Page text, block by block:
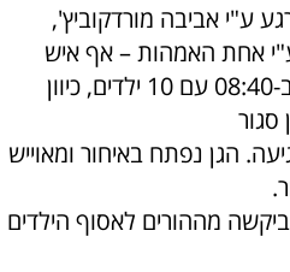
ע"י אביבה מורדקוביץ',
אחת האמהות – אף איש
צוות מוכר. הגן נפתח רק ב-08:40 עם 10 ילדים, כיוון
סגור
הגן נפתח באיחור ומאוייש
מההורים לאסוף הילדים